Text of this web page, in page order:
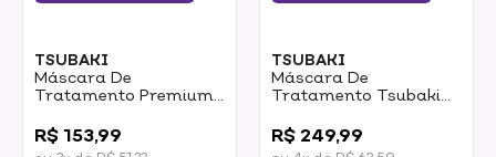
TSUBAKI
Máscara De
Tratamento Premium
Tratment 160g
R$ 153,99
TSUBAKI
Máscara De
Tratamento Tsubaki
180g
R$ 249,99